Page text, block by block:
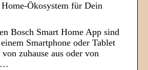
Ökosystem für Dein
Bosch Smart Home App sind
Smartphone oder Tablet
zuhause aus oder von
…